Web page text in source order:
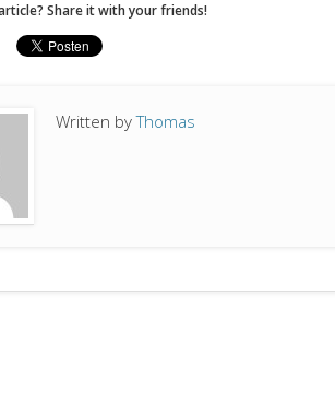
Share it with your friends!
Written byThomas